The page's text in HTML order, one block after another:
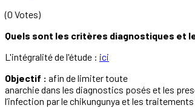
(0 Votes)
Quels sont les critères diagnostiques et
L'intégralité de l'étude : ici
Objectif : afin de limiter toute
anarchie dans les diagnostics posés et les
l’infection par le chikungunya et les